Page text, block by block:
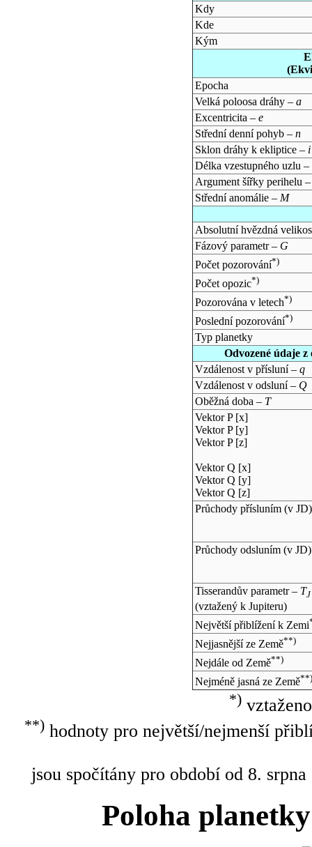
Kdy
Kde
Kým
Epocha
Velká poloosa dráhy – a
Excentricita – e
Střední denní pohyb – n
Sklon dráhy k ekliptice – i
Délka vzestupného uzlu –
Argument šířky perihelu
Střední anomálie – M
Absolutní hvězdná
Fázový parametr – G
Počet pozorování*)
Počet opozic*)
Pozorována v letech*)
Poslední pozorování*)
Typ planetky
Odvozené údaje
Vzdálenost v přísluní – q
Vzdálenost v odsluní – Q
Oběžná doba – T
Vektor P [x]
Vektor P [y]
Vektor P [z]
Vektor Q [x]
Vektor Q [y]
Vektor Q [z]
Průchody přísluním (v JD)
Průchody odsluním (v JD)
Tisserandův parametr – TJ
(vztažený k Jupiteru)
Největší přiblížení k Zemi
Nejjasnější ze Země**)
Nejdále od Země**)
Nejméně jasná ze Země**)
*)
**)hodnoty pro největší/nejmenší
jsou spočítány pro období od 8.
Poloha